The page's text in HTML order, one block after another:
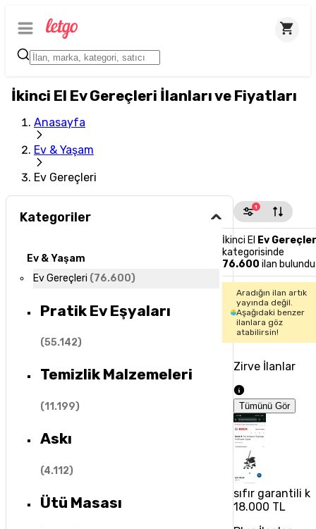
İkinci El Ev Gereçleri İlanları ve Fiyatları
Anasayfa
Ev & Yaşam
Ev Gereçleri
Kategoriler
Ev & Yaşam
Ev Gereçleri (76.600)
Pratik Ev Eşyaları
(55.142)
Temizlik Malzemeleri
(11.199)
Askı
(4.112)
Ütü Masası
1
İkinci El Ev
kategorisinde
76.600 ilan bulundu
Aradığın ilan artık
yayında değil.
Aşağıdaki benzer
ilanlara göz
atabilirsin!
Zirve İlanlar
Tümünü Gör
sıfır garantili
18.000 TL